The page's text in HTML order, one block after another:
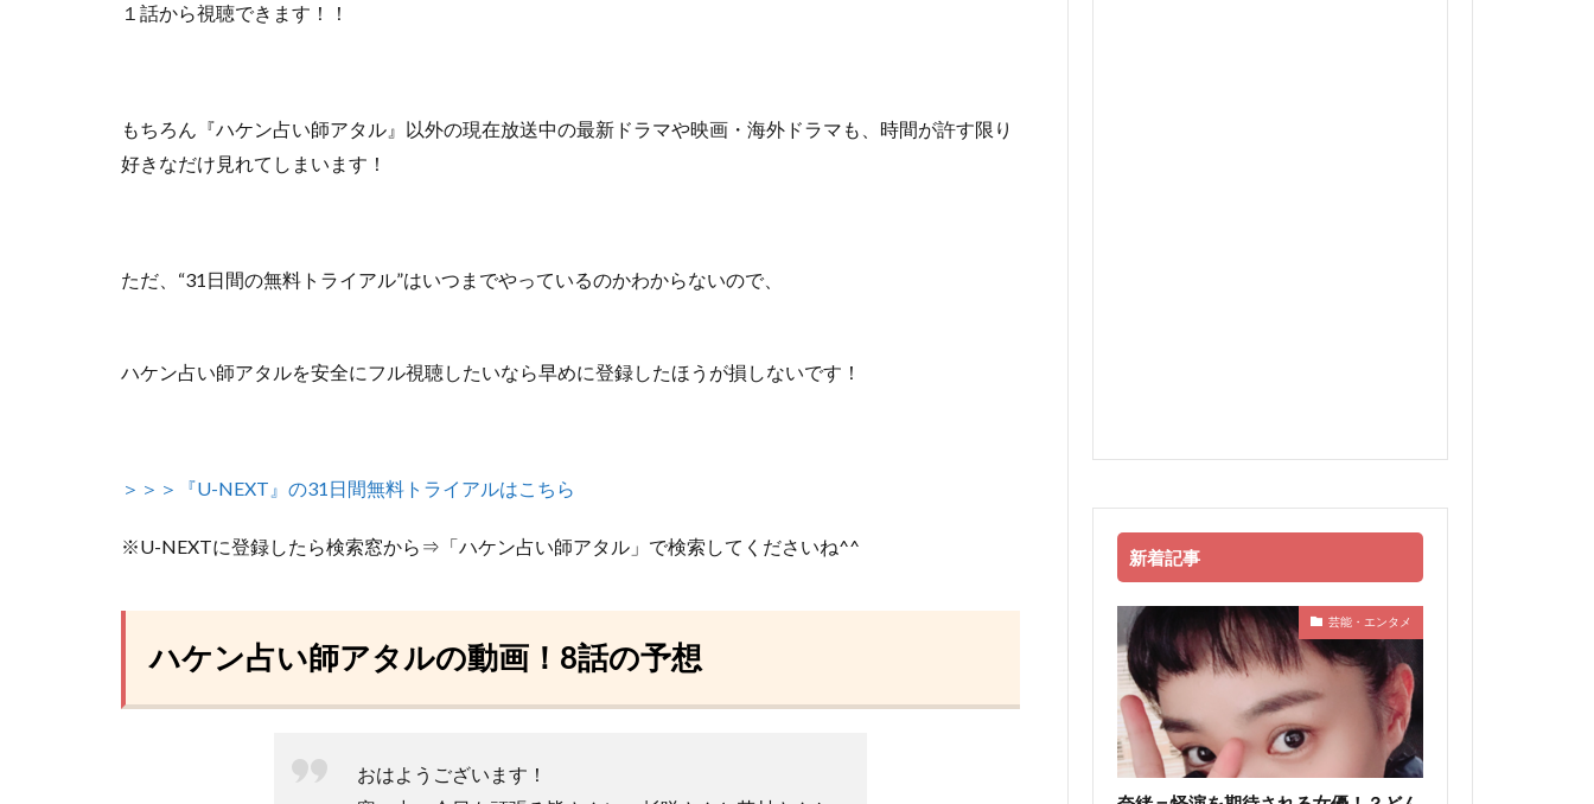
１話から視聴できます！！
もちろん『ハケン占い師アタル』以外の現在放送中の最新ドラマや映画・海外ドラマも、 時間が許す限り
好きなだけ見れてしまいます！
ただ、 “31日間の無料トライアル”はいつまでやっているのかわからないので、
ハケン占い師アタルを安全にフル視聴したいなら早めに登録したほうが損しないです！
＞＞＞『U-NEXT』の31日間無料トライアルはこちら
※U-NEXTに登録したら検索窓から⇒「ハケン占い師アタル」で検索してくださいね^^
ハケン占い師アタルの動画！8話の予想
おはようございます！
新着記事
芸能・エンタメ